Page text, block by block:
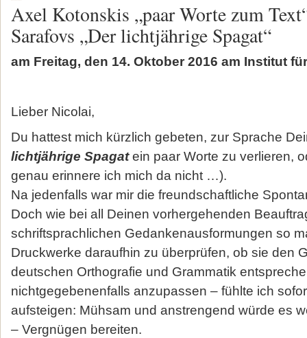
Axel Kotonskis „paar Worte zum
Sarafovs „Der lichtjährige Spagat“
am Freitag, den 14. Oktober 2016 am Institut
Lieber Nicolai,
Du hattest mich kürzlich gebeten, zur Sprache
lichtjährige Spagatein paar Worte zu verlieren,
genau erinnere ich mich da nicht …).
Na jedenfalls war mir die freundschaftliche
Doch wie bei all Deinen vorhergehenden
schriftsprachlichen Gedankenausformungen so
Druckwerke daraufhin zu überprüfen, ob sie den
deutschen Orthografie und Grammatik
nichtgegebenenfalls anzupassen – fühlte ich
aufstei­gen: Mühsam und anstrengend würde es
– Vergnügen be­reiten.